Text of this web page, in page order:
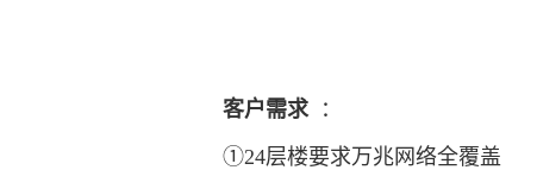
客户需求 ：
①24层楼要求万兆网络全覆盖